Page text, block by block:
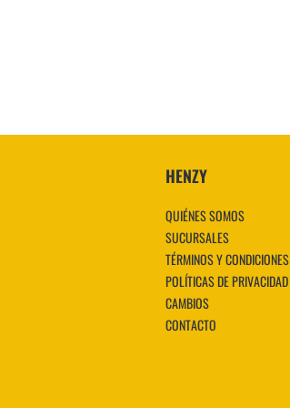
HENZY
QUIÉNES SOMOS
SUCURSALES
TÉRMINOS Y CONDICIONES
POLÍTICAS DE PRIVACIDAD
CAMBIOS
CONTACTO